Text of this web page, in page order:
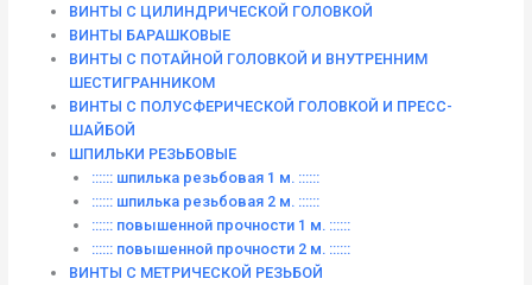
ВИНТЫ С ЦИЛИНДРИЧЕСКОЙ ГОЛОВКОЙ
ВИНТЫ БАРАШКОВЫЕ
ВИНТЫ С ПОТАЙНОЙ ГОЛОВКОЙ И ВНУТРЕННИМ
ШЕСТИГРАННИКОМ
ВИНТЫ С ПОЛУСФЕРИЧЕСКОЙ ГОЛОВКОЙ И ПРЕСС-
ШАЙБОЙ
ШПИЛЬКИ РЕЗЬБОВЫЕ
:::::: шпилька резьбовая 1 м. ::::::
:::::: шпилька резьбовая 2 м. ::::::
:::::: повышенной прочности 1 м. ::::::
:::::: повышенной прочности 2 м. ::::::
ВИНТЫ C МЕТРИЧЕСКОЙ РЕЗЬБОЙ